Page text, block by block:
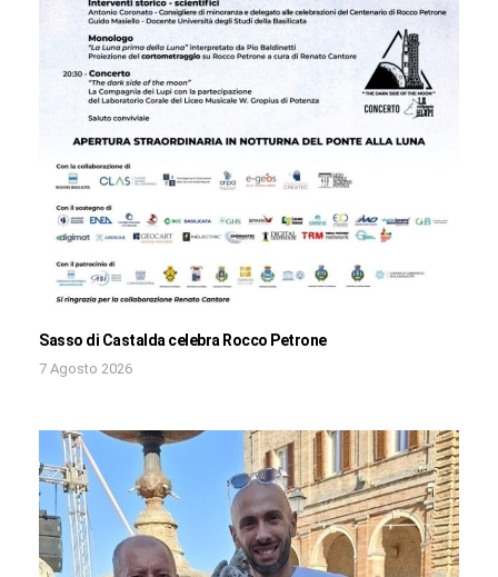
Sasso di Castalda celebra Rocco Petrone
7 Agosto 2026